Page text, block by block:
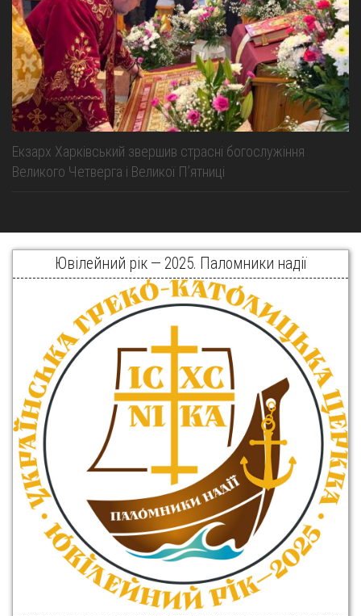
Екзарх Харківський звершив страсні богослужіння
Великого Четверга і Великої Пʼятниці
Ювілейний рік — 2025. Паломники надії